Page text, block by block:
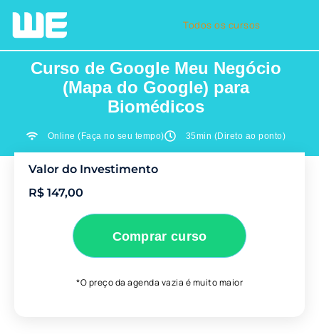
Todos os cursos
Curso de Google Meu Negócio
(Mapa do Google) para
Biomédicos
Online (Faça no seu tempo) 35min (Direto ao ponto)
Valor do Investimento
R$ 147,00
Comprar curso
*O preço da agenda vazia é muito maior